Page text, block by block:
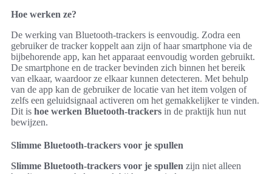
Hoe werken ze?
De werking van Bluetooth-trackers is eenvoudig. Zodra een
gebruiker de tracker koppelt aan zijn of haar smartphone via de
bijbehorende app, kan het apparaat eenvoudig worden gebruikt.
De smartphone en de tracker bevinden zich binnen het bereik
van elkaar, waardoor ze elkaar kunnen detecteren. Met behulp
van de app kan de gebruiker de locatie van het item volgen of
zelfs een geluidsignaal activeren om het gemakkelijker te vinden.
Dit is hoe werken Bluetooth-trackers in de praktijk hun nut
bewijzen.
Slimme Bluetooth-trackers voor je spullen
Slimme Bluetooth-trackers voor je spullen zijn niet alleen